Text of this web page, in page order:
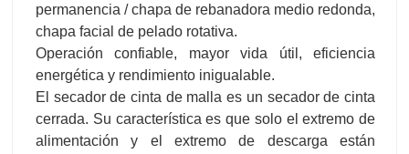
permanencia / chapa de rebanadora medio redonda,
chapa facial de pelado rotativa.
Operación confiable, mayor vida útil, eficiencia
energética y rendimiento inigualable.
El secador de cinta de malla es un secador de cinta
cerrada. Su característica es que solo el extremo de
alimentación y el extremo de descarga están